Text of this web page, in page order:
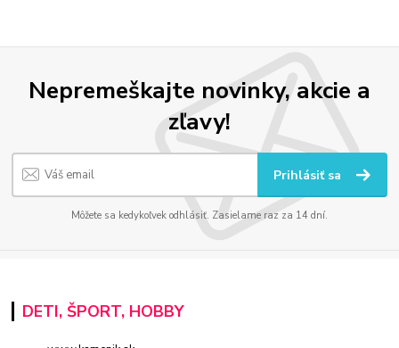
Nepremeškajte novinky, akcie a
zľavy!
Prihlásiť sa
Môžete sa kedykoľvek odhlásiť. Zasielame raz za 14 dní.
DETI, ŠPORT, HOBBY